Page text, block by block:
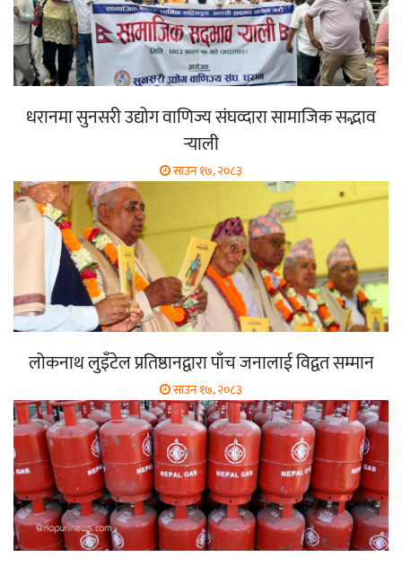
धरानमा सुनसरी उद्योग वाणिज्य संघव्दारा सामाजिक सद्भाव
र्‍याली
साउन १७, २०८३
लोकनाथ लुइँटेल प्रतिष्ठानद्वारा पाँच जनालाई विद्वत सम्मान
साउन १७, २०८३